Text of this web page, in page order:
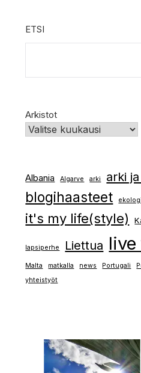
ETSI
Arkistot
Albania Algarve arki arki
blogihaasteet
it's my life(style)
lapsiperhe Liettua
Malta matkalla news Portugali
yhteistyöt